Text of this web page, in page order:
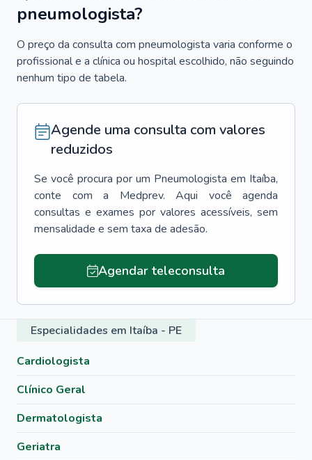
pneumologista?
O preço da consulta com pneumologista varia conforme o
profissional e a clínica ou hospital escolhido, não seguindo
nenhum tipo de tabela.
Agende uma consulta com valores
reduzidos
Se você procura por um Pneumologista em Itaíba,
conte com a Medprev. Aqui você agenda
consultas e exames por valores acessíveis, sem
mensalidade e sem taxa de adesão.
Agendar teleconsulta
Especialidades em Itaíba - PE
Cardiologista
Clínico Geral
Dermatologista
Geriatra